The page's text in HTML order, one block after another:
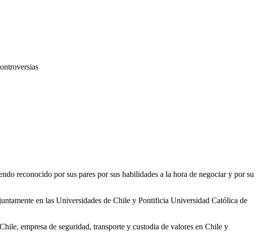
reconocido por sus pares por sus habilidades a la hora de negociar y por su
en las Universidades de Chile y Pontificia Universidad Católica de
empresa de seguridad, transporte y custodia de valores en Chile y